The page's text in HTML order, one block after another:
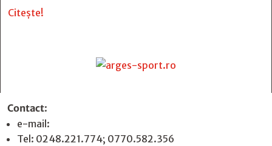
Citește!
Contact:
e-mail:
Tel: 0248.221.774; 0770.582.356